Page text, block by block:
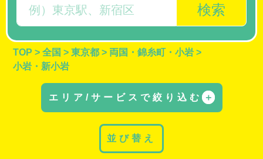
検索
TOP > 全国 > 東京都 > 両国・錦糸町・小岩 >
小岩・新小岩
エリア/サービスで絞り込む ＋
並び替え